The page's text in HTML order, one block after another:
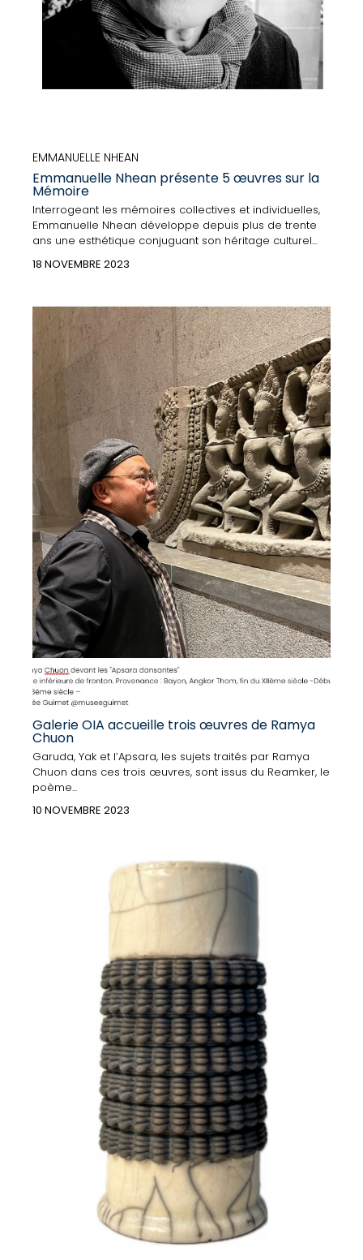
EMMANUELLE NHEAN
Emmanuelle Nhean présente 5 œuvres sur la
Mémoire
Interrogeant les mémoires collectives et individuelles,
Emmanuelle Nhean développe depuis plus de trente
ans une esthétique conjuguant son héritage culturel...
18 NOVEMBRE 2023
Galerie OIA accueille trois œuvres de Ramya
Chuon
Garuda, Yak et l’Apsara, les sujets traités par Ramya
Chuon dans ces trois œuvres, sont issus du Reamker, le
poème...
10 NOVEMBRE 2023